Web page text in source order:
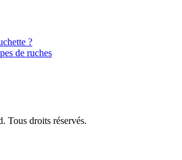
?
de ruches
Tous droits réservés.